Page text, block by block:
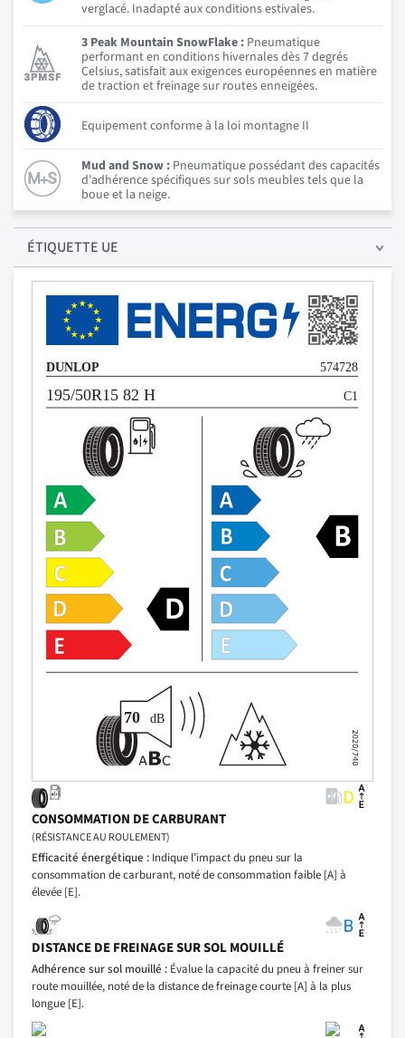
verglacé. Inadapté aux conditions estivales.
3 Peak Mountain SnowFlake : Pneumatique
performant en conditions hivernales dès 7 degrés
Celsius, satisfait aux exigences européennes en matière
de traction et freinage sur routes enneigées.
Equipement conforme à la loi montagne II
Mud and Snow : Pneumatique possédant des capacités
d'adhérence spécifiques sur sols meubles tels que la
boue et la neige.
ÉTIQUETTE UE
CONSOMMATION DE CARBURANT
(RÉSISTANCE AU ROULEMENT)
Efficacité énergétique : Indique l’impact du pneu sur la
consommation de carburant, noté de consommation faible [A] à
élevée [E].
DISTANCE DE FREINAGE SUR SOL MOUILLÉ
Adhérence sur sol mouillé : Évalue la capacité du pneu à freiner sur
route mouillée, noté de la distance de freinage courte [A] à la plus
longue [E].